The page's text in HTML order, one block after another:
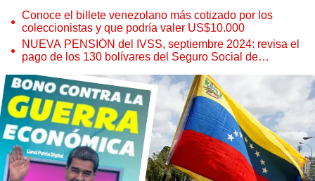
Conoce el billete venezolano más cotizado por los
coleccionistas y que podría valer US$10.000
NUEVA PENSIÓN del IVSS, septiembre 2024: revisa el
pago de los 130 bolívares del Seguro Social de